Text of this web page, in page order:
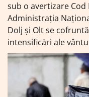
sub o avertizare Cod
Administrația
Dolj și Olt se
intensificări ale